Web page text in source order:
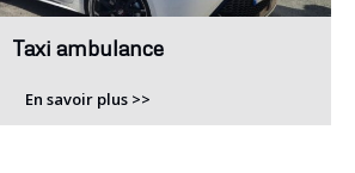
Taxi ambulance
En savoir plus >>